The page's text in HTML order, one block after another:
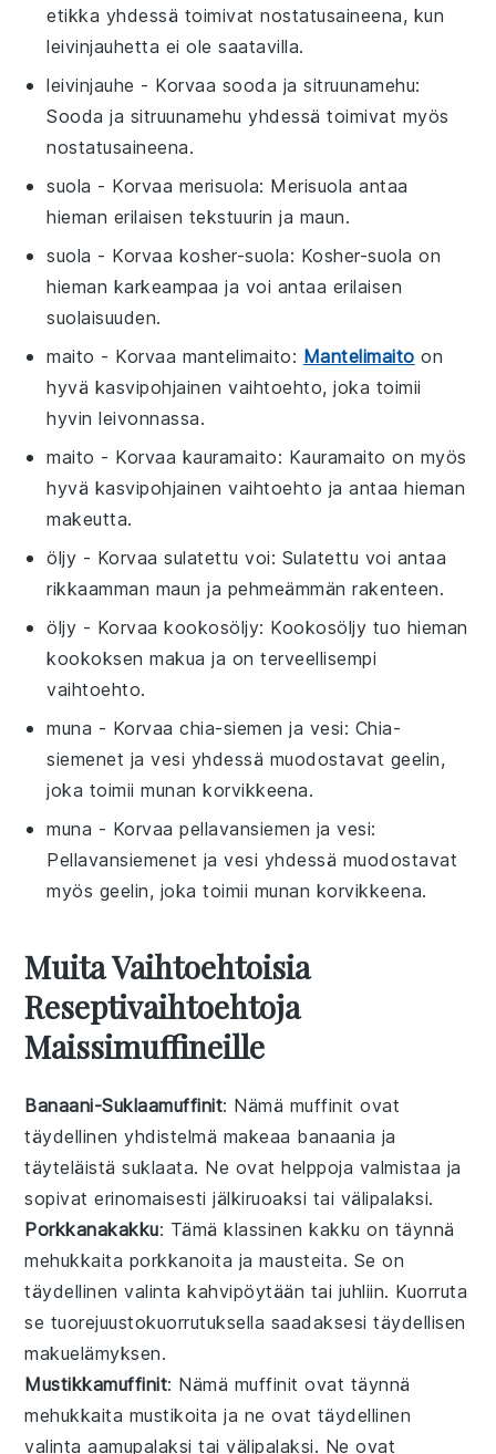
etikka yhdessä toimivat nostatusaineena, kun
leivinjauhetta ei ole saatavilla.
leivinjauhe - Korvaa sooda ja sitruunamehu:
Sooda ja sitruunamehu yhdessä toimivat myös
nostatusaineena.
suola - Korvaa merisuola: Merisuola antaa
hieman erilaisen tekstuurin ja maun.
suola - Korvaa kosher-suola: Kosher-suola on
hieman karkeampaa ja voi antaa erilaisen
suolaisuuden.
maito - Korvaa mantelimaito: Mantelimaito on
hyvä kasvipohjainen vaihtoehto, joka toimii
hyvin leivonnassa.
maito - Korvaa kauramaito: Kauramaito on myös
hyvä kasvipohjainen vaihtoehto ja antaa hieman
makeutta.
öljy - Korvaasulatettu voi: Sulatettu voi antaa
rikkaamman maun ja pehmeämmän rakenteen.
öljy - Korvaakookosöljy: Kookosöljy tuo hieman
kookoksen makua ja on terveellisempi
vaihtoehto.
muna - Korvaachia-siemen ja vesi: Chia-
siemenet ja vesi yhdessä muodostavat geelin,
joka toimii munan korvikkeena.
muna - Korvaapellavansiemen ja vesi:
Pellavansiemenet ja vesi yhdessä muodostavat
myös geelin, joka toimii munan korvikkeena.
Muita Vaihtoehtoisia
Reseptivaihtoehtoja
Maissimuffineille
Banaani-Suklaamuffinit: Nämä muffinit ovat
täydellinen yhdistelmä makeaa banaania ja
täyteläistäsuklaata. Ne ovat helppoja valmistaa ja
sopivat erinomaisestijälkiruoaksi tai välipalaksi.
Porkkanakakku: Tämä klassinenkakku on täynnä
mehukkaita porkkanoita ja mausteita. Se on
täydellinen valintakahvipöytään tai juhliin. Kuorruta
se tuorejuustokuorrutuksella saadaksesi täydellisen
makuelämyksen.
Mustikkamuffinit: Nämä muffinit ovat täynnä
mehukkaita mustikoita ja ne ovat täydellinen
valintaaamupalaksi taivälipalaksi. Ne ovat